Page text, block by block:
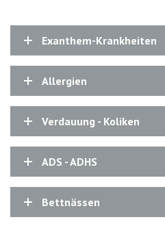
Exanthem-Krankheiten
Allergien
Verdauung - Koliken
ADS - ADHS
Bettnässen